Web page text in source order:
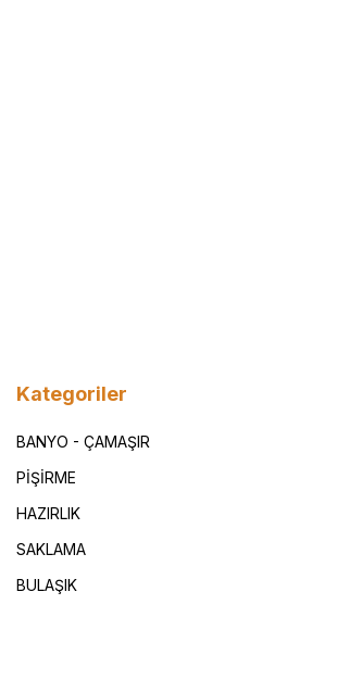
Kategoriler
BANYO - ÇAMAŞIR
PİŞİRME
HAZIRLIK
SAKLAMA
BULAŞIK